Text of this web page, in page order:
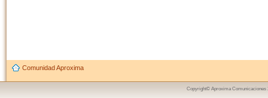
Comunidad Aproxima
Copyright© Aproxima Comunicaciones